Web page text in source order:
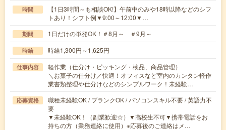
時間
【1日3時間～も相談OK!】午前中のみや18時以降などのシフ
トあり！シフト例▼9:00～12:00▼…
期間 1日だけの単発OK！＃8月～ ＃9月～
時給 時給1,300円～1,625円
仕事内容
軽作業（仕分け・ピッキング・検品、商品管理）
＼お菓子の仕分け／快適！オフィスなど室内のカンタン軽作
業書類整理や仕分けなどのシンプルワーク！未経験…
応募資格
職種未経験OK / ブランクOK / パソコンスキル不要 / 英語力不
要
▼未経験OK！（副業歓迎☆）▼高校生不可▼携帯電話をお
持ちの方（業務連絡に使用）※応募後のご連絡はメ…